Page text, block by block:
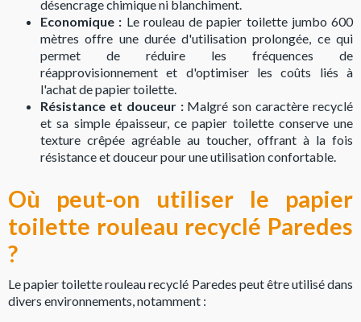
désencrage chimique ni blanchiment.
Economique : Le rouleau de papier toilette jumbo 600
mètres offre une durée d'utilisation prolongée, ce qui
permet de réduire les fréquences de
réapprovisionnement et d'optimiser les coûts liés à
l'achat de papier toilette.
Résistance et douceur :Malgré son caractère recyclé
et sa simple épaisseur, ce papier toilette conserve une
texture crêpée agréable au toucher, offrant à la fois
résistance et douceur pour une utilisation confortable.
Où peut-on utiliser le papier
toilette rouleau recyclé Paredes
?
Le papier toilette rouleau recyclé Paredes peut être utilisé dans
divers environnements, notamment :